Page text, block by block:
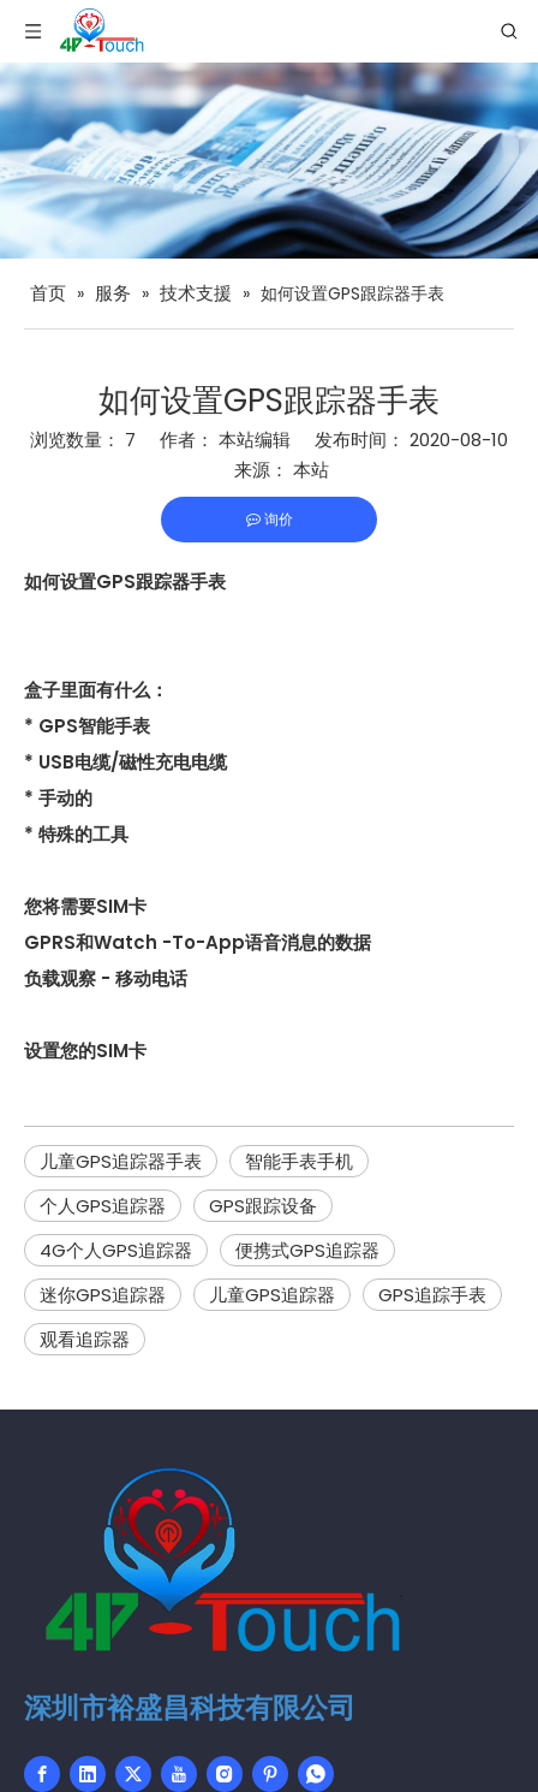
首页 » 服务 » 技术支援 » 如何设置GPS跟踪器手表
如何设置GPS跟踪器手表
浏览数量： 7 作者： 本站编辑 发布时间： 2020-08-10
来源： 本站
询价
如何设置GPS跟踪器手表
盒子里面有什么：
* GPS智能手表
* USB电缆/磁性充电电缆
* 手动的
* 特殊的工具
您将需要SIM卡
GPRS和Watch -To-App语音消息的数据
负载观察 - 移动电话
设置您的SIM卡
儿童GPS追踪器手表
智能手表手机
个人GPS追踪器
GPS跟踪设备
4G个人GPS追踪器
便携式GPS追踪器
迷你GPS追踪器
儿童GPS追踪器
GPS追踪手表
观看追踪器
深圳市裕盛昌科技有限公司